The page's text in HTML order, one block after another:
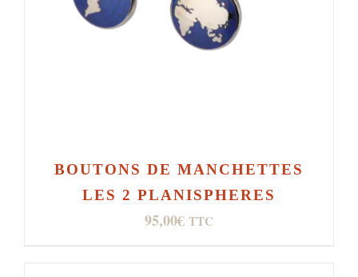
BOUTONS DE MANCHETTES
LES 2 PLANISPHERES
95,00€ TTC